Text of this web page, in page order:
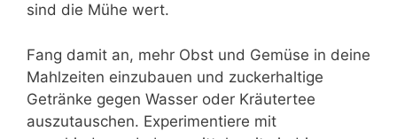
sind die Mühe wert.
Fang damit an, mehr Obst und Gemüse in deine
Mahlzeiten einzubauen und zuckerhaltige
Getränke gegen Wasser oder Kräutertee
auszutauschen. Experimentiere mit